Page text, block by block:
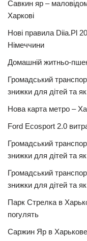
Савкин яр –
Харкові
Нові правила Diia.Pl
Німеччини
Домашній житньо-
Громадський
знижки для дітей та
Нова карта метро –
Ford Ecosport 2.0
Громадський
знижки для дітей та
Громадський
знижки для дітей та
Парк Стрелка в
погулять
Саржин Яр в